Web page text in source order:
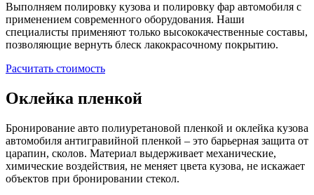
Выполняем полировку кузова и полировку фар автомобиля с
применением современного оборудования. Наши
специалисты применяют только высококачественные составы,
позволяющие вернуть блеск лакокрасочному покрытию.
Расчитать стоимость
Оклейка пленкой
Бронирование авто полиуретановой пленкой и оклейка кузова
автомобиля антигравийной пленкой – это барьерная защита от
царапин, сколов. Материал выдерживает механические,
химические воздействия, не меняет цвета кузова, не искажает
объектов при бронировании стекол.